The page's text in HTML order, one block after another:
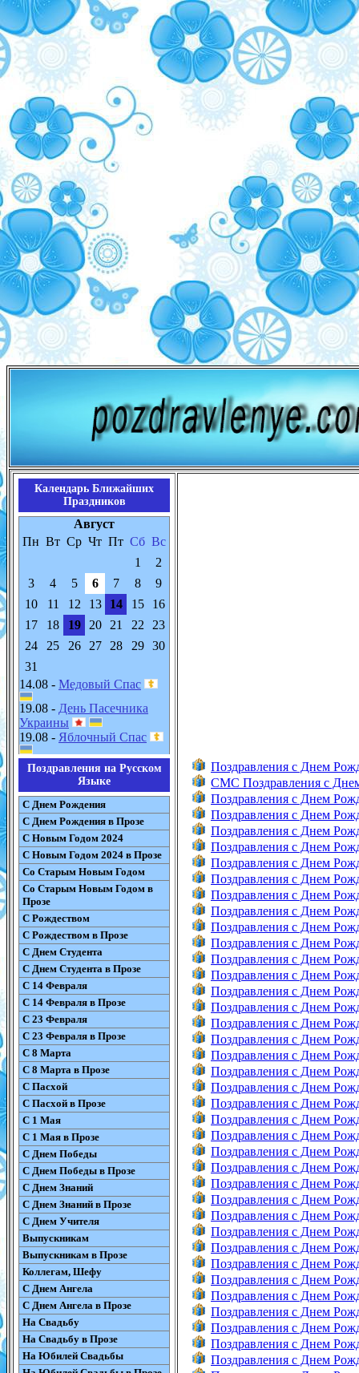
Календарь Ближайших
Праздников
Август
Пн Вт Ср Чт Пт Сб Вс
1
2
3
4 5 6 7 8
9
10
11 12 13 14 15
16
17
18 19 20 21 22
23
24
25 26 27 28 29
30
31
14.08 - Медовый Спас
19.08 - День Пасечника
Украины
19.08 - Яблочный Спас
Поздравления на Русском
Языке
С Днем Рождения
С Днем Рождения в Прозе
С Новым Годом 2024
С Новым Годом 2024 в Прозе
Со Старым Новым Годом
Со Старым Новым Годом в
Прозе
С Рождеством
С Рождеством в Прозе
С Днем Студента
С Днем Студента в Прозе
С 14 Февраля
С 14 Февраля в Прозе
С 23 Февраля
С 23 Февраля в Прозе
С 8 Марта
С 8 Марта в Прозе
С Пасхой
С Пасхой в Прозе
С 1 Мая
С 1 Мая в Прозе
С Днем Победы
С Днем Победы в Прозе
С Днем Знаний
С Днем Знаний в Прозе
С Днем Учителя
Выпускникам
Выпускникам в Прозе
Коллегам, Шефу
С Днем Ангела
С Днем Ангела в Прозе
На Свадьбу
На Свадьбу в Прозе
На Юбилей Свадьбы
Поздравления с Днем
СМС Поздравления с
Поздравления с Днем
Поздравления с Днем
Поздравления с Днем
Поздравления с Днем
Поздравления с Днем
Поздравления с Днем
Поздравления с Днем
Поздравления с Днем
Поздравления с Днем
Поздравления с Днем
Поздравления с Днем
Поздравления с Днем
Поздравления с Днем
Поздравления с Днем
Поздравления с Днем
Поздравления с Днем
Поздравления с Днем
Поздравления с Днем
Поздравления с Днем
Поздравления с Днем
Поздравления с Днем
Поздравления с Днем
Поздравления с Днем
Поздравления с Днем
Поздравления с Днем
Поздравления с Днем
Поздравления с Днем
Поздравления с Днем
Поздравления с Днем
Поздравления с Днем
Поздравления с Днем
Поздравления с Днем
Поздравления с Днем
Поздравления с Днем
Поздравления с Днем
Поздравления с Днем